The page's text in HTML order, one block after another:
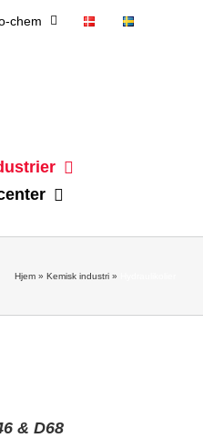
chem
Hjem » Kemisk industri »
& D68